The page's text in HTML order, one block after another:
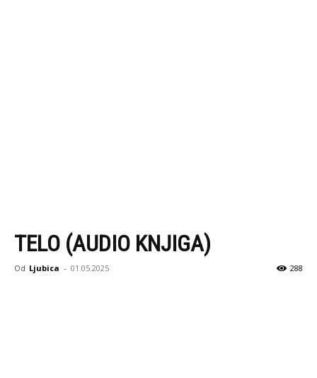
TELO (AUDIO KNJIGA)
Od Ljubica - 01.05.2025 288